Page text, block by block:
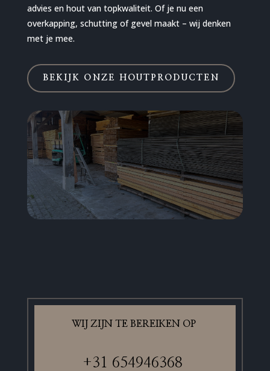
advies en hout van topkwaliteit. Of je nu een
overkapping, schutting of gevel maakt – wij denken
met je mee.
BEKIJK ONZE HOUTPRODUCTEN
WIJ ZIJN TE BEREIKEN OP
+31 654946368